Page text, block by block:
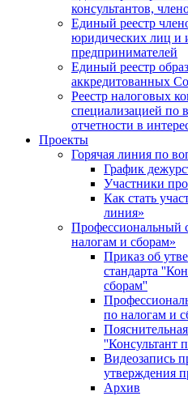
консультантов,
Единый реестр
юридических лиц и
предпринимателей
Единый реестр
аккредитованных
Реестр налоговых
специализацией по
отчетности в
Проекты
Горячая линия по
График
Участники
Как стать
линия»
Профессиональный
налогам и сборам»
Приказ об
стандарта
сборам''
по налогам и
''Консультант
Видеозапись
утверждения
Архив